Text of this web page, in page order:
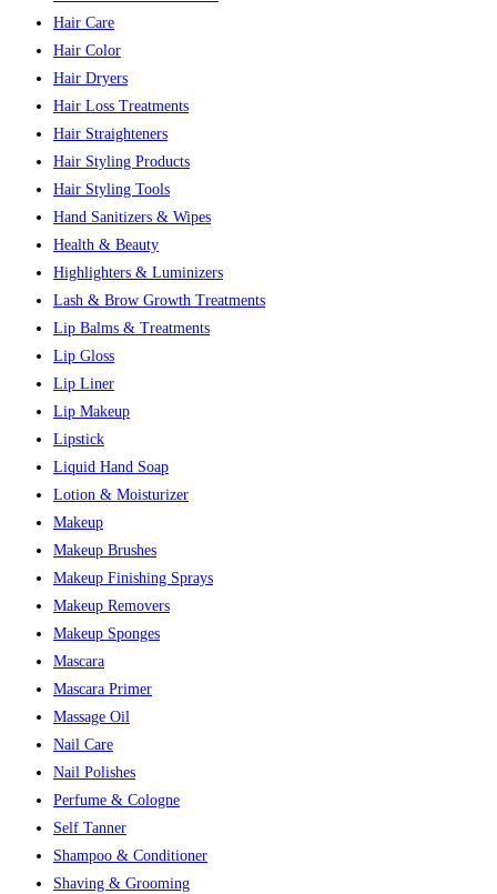
Hair Care
Hair Color
Hair Dryers
Hair Loss Treatments
Hair Straighteners
Hair Styling Products
Hair Styling Tools
Hand Sanitizers & Wipes
Health & Beauty
Highlighters & Luminizers
Lash & Brow Growth Treatments
Lip Balms & Treatments
Lip Gloss
Lip Liner
Lip Makeup
Lipstick
Liquid Hand Soap
Lotion & Moisturizer
Makeup
Makeup Brushes
Makeup Finishing Sprays
Makeup Removers
Makeup Sponges
Mascara
Mascara Primer
Massage Oil
Nail Care
Nail Polishes
Perfume & Cologne
Self Tanner
Shampoo & Conditioner
Shaving & Grooming